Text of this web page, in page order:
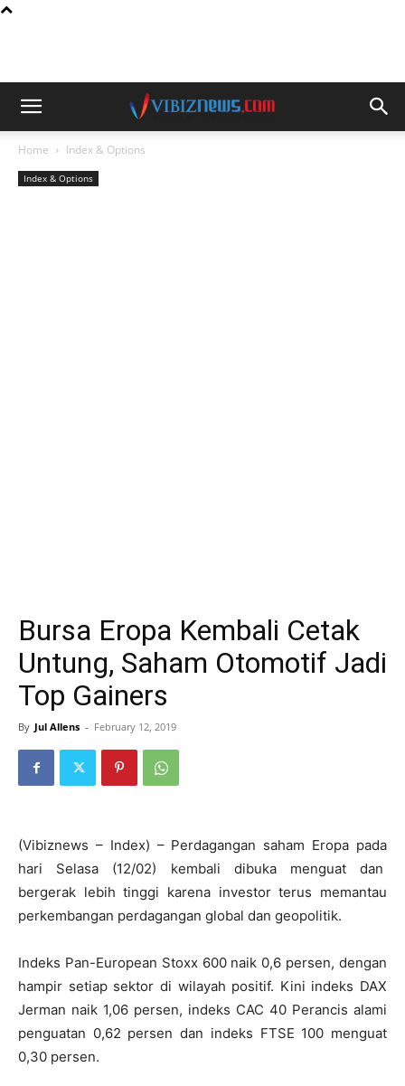
Home Index & Options
Index & Options
Bursa Eropa Kembali Cetak
Untung, Saham Otomotif Jadi
Top Gainers
By Jul Allens - February 12, 2019
(Vibiznews – Index) – Perdagangan saham Eropa pada
hari Selasa (12/02) kembali dibuka menguat dan
bergerak lebih tinggi karena investor terus memantau
perkembangan perdagangan global dan geopolitik.
Indeks Pan-European Stoxx 600 naik 0,6 persen, dengan
hampir setiap sektor di wilayah positif. Kini indeks DAX
Jerman naik 1,06 persen, indeks CAC 40 Perancis alami
penguatan 0,62 persen dan indeks FTSE 100 menguat
0,30 persen.